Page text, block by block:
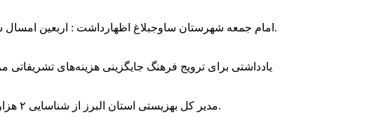
امام جمعه شهرستان ساوجبلاغ اظهارداشت : اربعین امسال سراسر حماسه خونخواهی و مرگ بر آمریکا و اسرائیل بود.
یادداشتی برای ترویج فرهنگ جایگزینی هزینه‌های
مدیر کل بهزیستی استان البرز از شناسایی ۲ هزار و ۴۰۰ کودک دارای اختلالات بینایی در این استان خبر داد.